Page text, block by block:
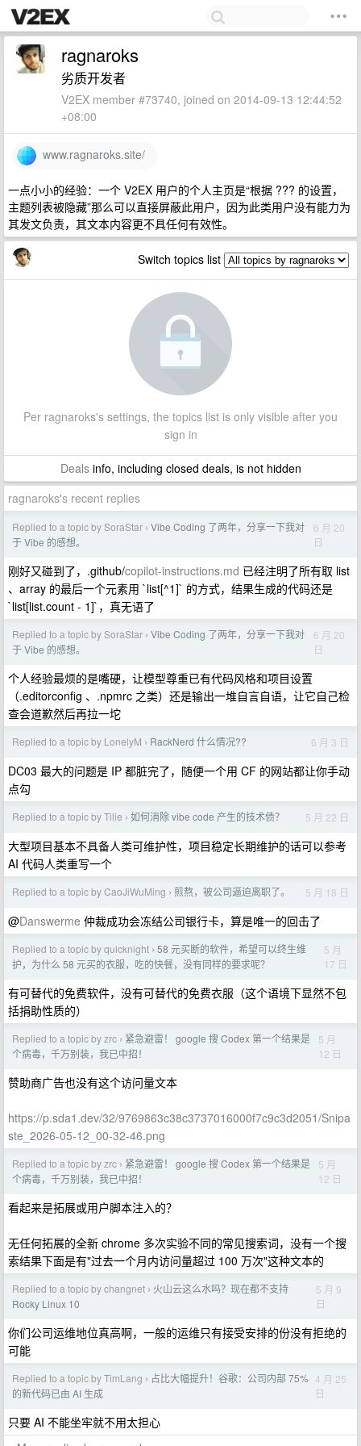
ragnaroks
劣质开发者
V2EX member #73740, joined on 2014-09-13 12:44:52
+08:00
www.ragnaroks.site/
一点小小的经验：一个 V2EX 用户的个人主页是“根据 ??? 的设置，
主题列表被隐藏”那么可以直接屏蔽此用户，因为此类用户没有能力为
其发文负责，其文本内容更不具任何有效性。
Switch topics list
Per ragnaroks's settings, the topics list is only visible after you
sign in
Dealsinfo, including closed deals, is not hidden
ragnaroks's recent replies
Replied to a topic by SoraStar › Vibe Coding 了两年，分享一下我对
于 Vibe 的感想。
6 月 20
日
刚好又碰到了，.github/copilot-instructions.md 已经注明了所有取 list
、array 的最后一个元素用 `list[^1]` 的方式，结果生成的代码还是
`list[list.count - 1]`，真无语了
Replied to a topic by SoraStar › Vibe Coding 了两年，分享一下我对
于 Vibe 的感想。
6 月 20
日
个人经验最烦的是嘴硬，让模型尊重已有代码风格和项目设置
（.editorconfig 、.npmrc 之类）还是输出一堆自言自语，让它自己检
查会道歉然后再拉一坨
Replied to a topic by LonelyM › RackNerd 什么情况?? 6 月 3 日
DC03 最大的问题是 IP 都脏完了，随便一个用 CF 的网站都让你手动
点勾
Replied to a topic by Tilie › 如何消除 vibe code 产生的技术债？ 5 月 22 日
大型项目基本不具备人类可维护性，项目稳定长期维护的话可以参考
AI 代码人类重写一个
Replied to a topic by CaoJiWuMing › 煎熬，被公司逼迫离职了。 5 月 18 日
@Danswerme 仲裁成功会冻结公司银行卡，算是唯一的回击了
Replied to a topic by quicknight › 58 元买断的软件，希望可以终生维
护，为什么 58 元买的衣服，吃的快餐，没有同样的要求呢？
5 月
17 日
有可替代的免费软件，没有可替代的免费衣服（这个语境下显然不包
括捐助性质的）
Replied to a topic by zrc › 紧急避雷！ google 搜 Codex 第一个结果是
个病毒，千万别装，我已中招！
5 月
12 日
赞助商广告也没有这个访问量文本
https://p.sda1.dev/32/9769863c38c3737016000f7c9c3d2051/Snipa
ste_2026-05-12_00-32-46.png
Replied to a topic by zrc › 紧急避雷！ google 搜 Codex 第一个结果是
个病毒，千万别装，我已中招！
5 月
12 日
看起来是拓展或用户脚本注入的？
无任何拓展的全新 chrome 多次实验不同的常见搜索词，没有一个搜
索结果下面是有"过去一个月内访问量超过 100 万次"这种文本的
Replied to a topic by changnet › 火山云这么水吗？现在都不支持
Rocky Linux 10
5 月 9
日
你们公司运维地位真高啊，一般的运维只有接受安排的份没有拒绝的
可能
Replied to a topic by TimLang › 占比大幅提升！谷歌：公司内部 75%
的新代码已由 AI 生成
4 月 25
日
只要 AI 不能坐牢就不用太担心